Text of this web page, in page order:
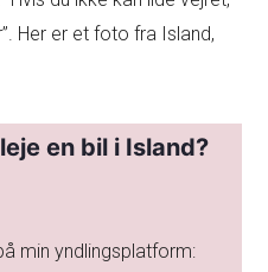
Her er et foto fra Island,
en bil i Island?
min yndlingsplatform: